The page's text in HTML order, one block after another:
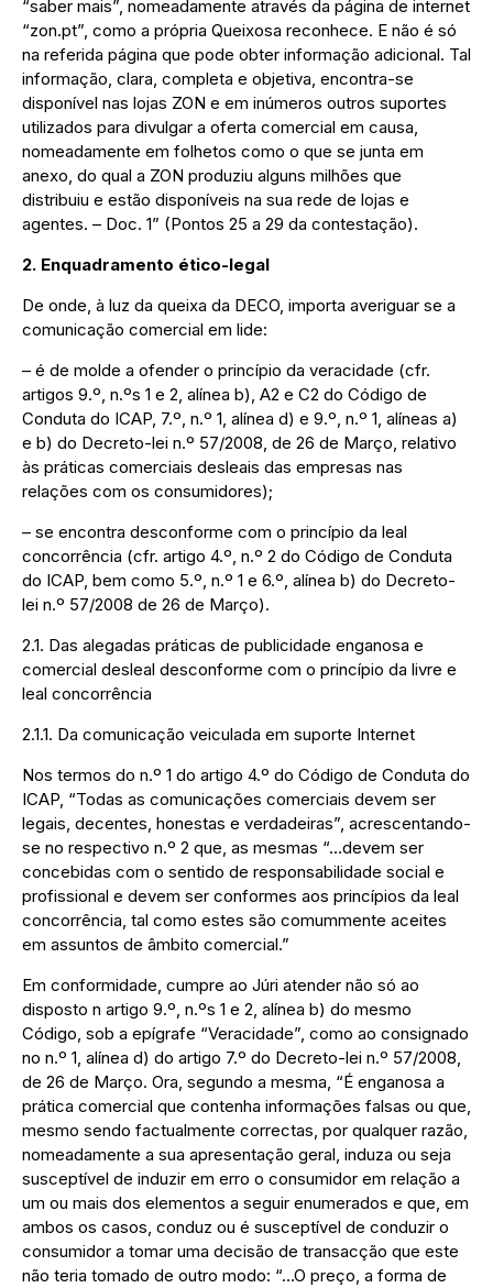
“saber mais”, nomeadamente através da página de internet
“zon.pt”, como a própria Queixosa reconhece. E não é só
na referida página que pode obter informação adicional. Tal
informação, clara, completa e objetiva, encontra-se
disponível nas lojas ZON e em inúmeros outros suportes
utilizados para divulgar a oferta comercial em causa,
nomeadamente em folhetos como o que se junta em
anexo, do qual a ZON produziu alguns milhões que
distribuiu e estão disponíveis na sua rede de lojas e
agentes. – Doc. 1” (Pontos 25 a 29 da contestação).
2. Enquadramento ético-legal
De onde, à luz da queixa da DECO, importa averiguar se a
comunicação comercial em lide:
– é de molde a ofender o princípio da veracidade (cfr.
artigos 9.º, n.ºs 1 e 2, alínea b), A2 e C2 do Código de
Conduta do ICAP, 7.º, n.º 1, alínea d) e 9.º, n.º 1, alíneas a)
e b) do Decreto-lei n.º 57/2008, de 26 de Março, relativo
às práticas comerciais desleais das empresas nas
relações com os consumidores);
– se encontra desconforme com o princípio da leal
concorrência (cfr. artigo 4.º, n.º 2 do Código de Conduta
do ICAP, bem como 5.º, n.º 1 e 6.º, alínea b) do Decreto-
lei n.º 57/2008 de 26 de Março).
2.1. Das alegadas práticas de publicidade enganosa e
comercial desleal desconforme com o princípio da livre e
leal concorrência
2.1.1. Da comunicação veiculada em suporte Internet
Nos termos do n.º 1 do artigo 4.º do Código de Conduta do
ICAP, “Todas as comunicações comerciais devem ser
legais, decentes, honestas e verdadeiras”, acrescentando-
se no respectivo n.º 2 que, as mesmas “…devem ser
concebidas com o sentido de responsabilidade social e
profissional e devem ser conformes aos princípios da leal
concorrência, tal como estes são comummente aceites
em assuntos de âmbito comercial.”
Em conformidade, cumpre ao Júri atender não só ao
disposto n artigo 9.º, n.ºs 1 e 2, alínea b) do mesmo
Código, sob a epígrafe “Veracidade”, como ao consignado
no n.º 1, alínea d) do artigo 7.º do Decreto-lei n.º 57/2008,
de 26 de Março. Ora, segundo a mesma, “É enganosa a
prática comercial que contenha informações falsas ou que,
mesmo sendo factualmente correctas, por qualquer razão,
nomeadamente a sua apresentação geral, induza ou seja
susceptível de induzir em erro o consumidor em relação a
um ou mais dos elementos a seguir enumerados e que, em
ambos os casos, conduz ou é susceptível de conduzir o
consumidor a tomar uma decisão de transacção que este
não teria tomado de outro modo: “…O preço, a forma de